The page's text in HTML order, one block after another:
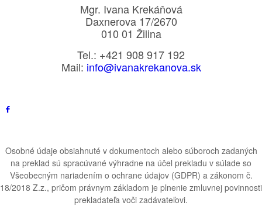
Mgr. Ivana Krekáňová
Daxnerova 17/2670
010 01 Žilina
Tel.: +421 908 917 192
Mail: info@ivanakrekanova.sk
Osobné údaje obsiahnuté v dokumentoch alebo súboroch zadaných
na preklad sú spracúvané výhradne na účel prekladu v súlade so
Všeobecným nariadením o ochrane údajov (GDPR) a zákonom č.
18/2018 Z.z., pričom právnym základom je plnenie zmluvnej povinnosti
prekladateľa voči zadávateľovi.